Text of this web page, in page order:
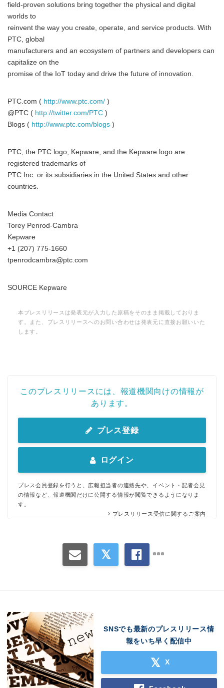
field-proven solutions bring together the physical and digital
worlds to
reinvent the way you create, operate, and service products. With
PTC, global
manufacturers and an ecosystem of partners and developers can
capitalize on the
promise of the IoT today and drive the future of innovation.
PTC.com ( http://www.ptc.com/ )
@PTC ( http://twitter.com/PTC )
Blogs ( http://www.ptc.com/blogs )
PTC, the PTC logo, Kepware, and the Kepware logo are
registered trademarks of
PTC Inc. or its subsidiaries in the United States and other
countries.
Media Contact
Torey Penrod-Cambra
Kepware
+1 (207) 775-1660
tpenrodcambra@ptc.com
SOURCE Kepware
本プレスリリースは発表元が入力した原稿をそのまま掲載しておりま
す。また、プレスリリースへのお問い合わせは発表元に直接お願いいた
します。
このプレスリリースには、報道機関向けの情報が
あります。
プレス登録
ログイン
プレス会員登録を行うと、広報担当者の連絡先や、イベント・記者会見
の情報など、報道機関だけに公開する情報が閲覧できるようになりま
す。
プレスリリース受信に関するご案内
SNSでも最新のプレスリリース情
報をいち早く配信中
X